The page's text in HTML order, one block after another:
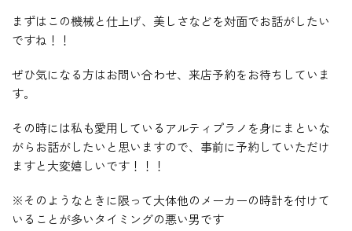
まずはこの機械と仕上げ、美しさなどを対面でお話がしたい
ですね！！
ぜひ気になる方はお問い合わせ、来店予約をお待ちしていま
す。
その時には私も愛用しているアルティプラノを身にまといな
がらお話がしたいと思いますので、事前に予約していただけ
ますと大変嬉しいです！！！
※そのようなときに限って大体他のメーカーの時計を付けて
いることが多いタイミングの悪い男です